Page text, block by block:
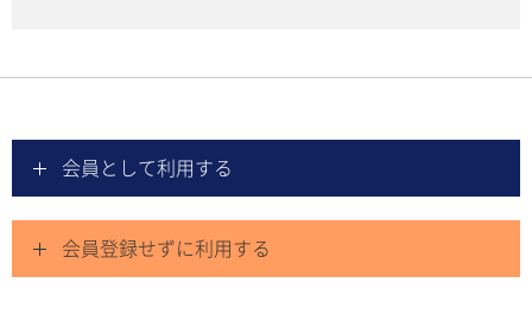
会員として利用する
会員登録せずに利用する